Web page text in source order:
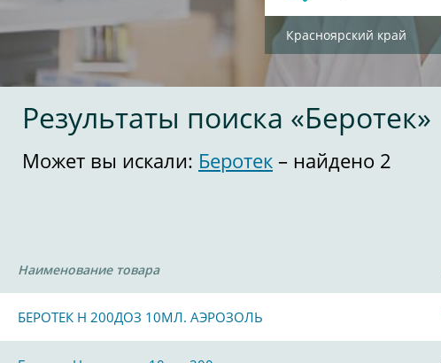
Красноярский край
Результаты поиска «Беротек»
Может вы искали: Беротек – найдено 2
Наименование товара
БЕРОТЕК Н 200ДОЗ 10МЛ. АЭРОЗОЛЬ